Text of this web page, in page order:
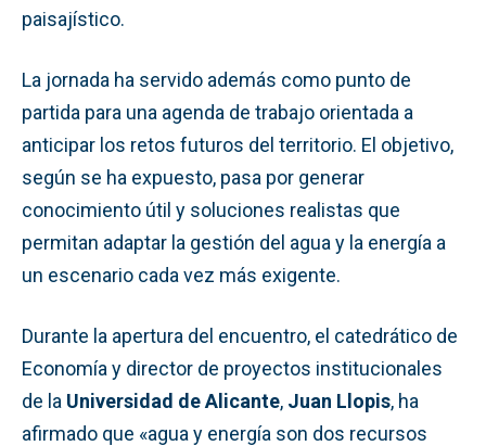
paisajístico.
La jornada ha servido además como punto de
partida para una agenda de trabajo orientada a
anticipar los retos futuros del territorio. El objetivo,
según se ha expuesto, pasa por generar
conocimiento útil y soluciones realistas que
permitan adaptar la gestión del agua y la energía a
un escenario cada vez más exigente.
Durante la apertura del encuentro, el catedrático de
Economía y director de proyectos institucionales
de la Universidad de Alicante, Juan Llopis, ha
afirmado que «agua y energía son dos recursos